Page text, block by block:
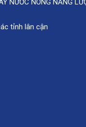
NƯỚC NÓNG NĂNG
tỉnh lân cận